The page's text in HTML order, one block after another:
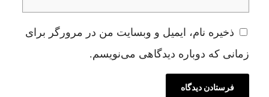
ذخیره نام، ایمیل و وبسایت من در مرورگر برای
زمانی که دوباره دیدگاهی می‌نویسم.